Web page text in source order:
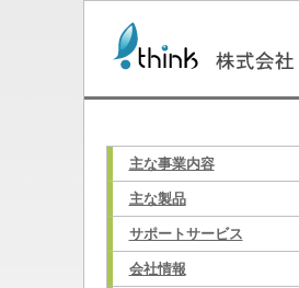
主な事業内容
主な製品
サポートサービス
会社情報